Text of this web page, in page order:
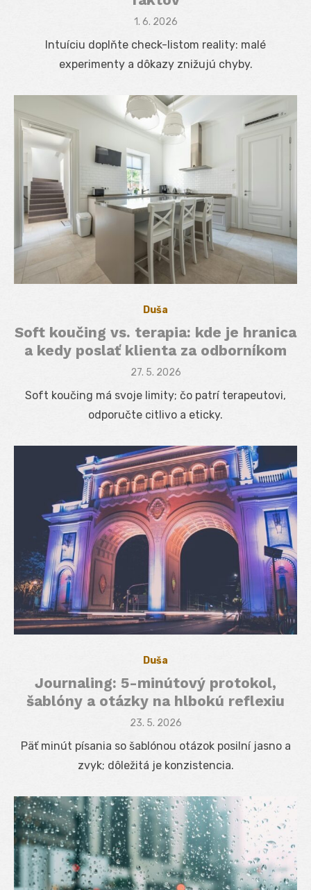
Posted
1. 6. 2026
Intuíciu doplňte check-listom reality: malé
experimenty a dôkazy znižujú chyby.
Duša
Soft koučing vs. terapia: kde je hranica
a kedy poslať klienta za odborníkom
Posted
27. 5. 2026
Soft koučing má svoje limity; čo patrí terapeutovi,
odporučte citlivo a eticky.
Duša
Journaling: 5-minútový protokol,
šablóny a otázky na hlbokú reflexiu
Posted
23. 5. 2026
Päť minút písania so šablónou otázok posilní jasno a
zvyk; dôležitá je konzistencia.